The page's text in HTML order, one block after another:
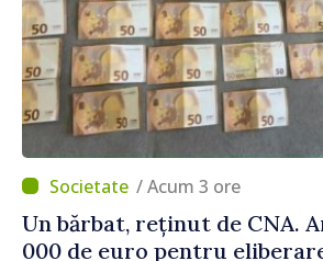
/ Acum 3 ore
Un bărbat, reținut de CNA.
000 de euro pentru